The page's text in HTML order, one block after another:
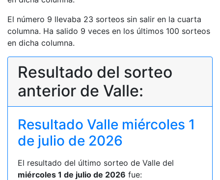
El número 9 llevaba 23 sorteos sin salir en la cuarta
columna. Ha salido 9 veces en los últimos 100 sorteos
en dicha columna.
Resultado del sorteo
anterior de Valle:
Resultado Valle miércoles 1
de julio de 2026
El resultado del último sorteo de Valle del
miércoles 1 de julio de 2026 fue: